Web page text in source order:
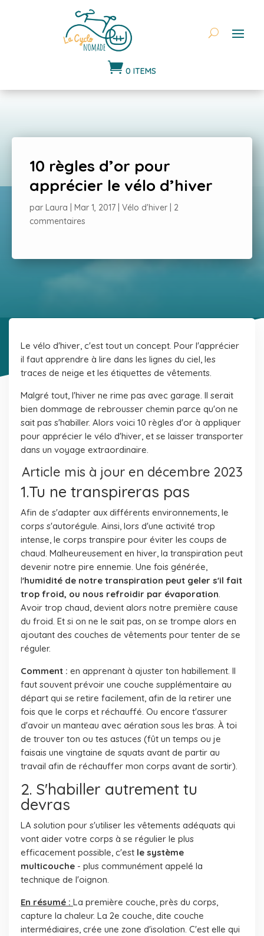
 0 ITEMS
10 règles d’or pour
apprécier le vélo d’hiver
par Laura Mar 1, 2017 Vélo d'hiver
2
commentaires
Le vélo d'hiver, c'est tout un concept. Pour l'apprécier
il faut apprendre à lire dans les lignes du ciel, les
traces de neige et les étiquettes de vêtements.
Malgré tout, l'hiver ne rime pas avec garage. Il serait
bien dommage de rebrousser chemin parce qu'on ne
sait pas s'habiller. Alors voici 10 règles d'or à appliquer
pour apprécier le vélo d'hiver, et se laisser transporter
dans un voyage extraordinaire.
Article mis à jour en décembre 2023
1.Tu ne transpireras pas
Afin de s'adapter aux différents environnements, le
corps s'autorégule. Ainsi, lors d'une activité trop
intense, le corps transpire pour éviter les coups de
chaud. Malheureusement en hiver, la transpiration peut
devenir notre pire ennemie. Une fois générée,
l'humidité de notre transpiration peut geler s'il fait
trop froid, ou nous refroidir par évaporation.
Avoir trop chaud, devient alors notre première cause
du froid. Et si on ne le sait pas, on se trompe alors en
ajoutant des couches de vêtements pour tenter de se
réguler.
Comment : en apprenant à ajuster ton habillement. Il
faut souvent prévoir une couche supplémentaire au
départ qui se retire facilement, afin de la retirer une
fois que le corps et réchauffé. Ou encore t'assurer
d'avoir un manteau avec aération sous les bras. À toi
de trouver ton ou tes astuces (fût un temps ou je
faisais une vingtaine de squats avant de partir au
travail afin de réchauffer mon corps avant de sortir).
2. S'habiller autrement tu
devras
LA solution pour s'utiliser les vêtements adéquats qui
vont aider votre corps à se régulier le plus
efficacement possible, c'est le système
multicouche - plus communément appelé la
technique de l'oignon.
En résumé : La première couche, près du corps,
capture la chaleur. La 2e couche, dite couche
intermédiaires, crée une zone d'isolation. C'est elle qui